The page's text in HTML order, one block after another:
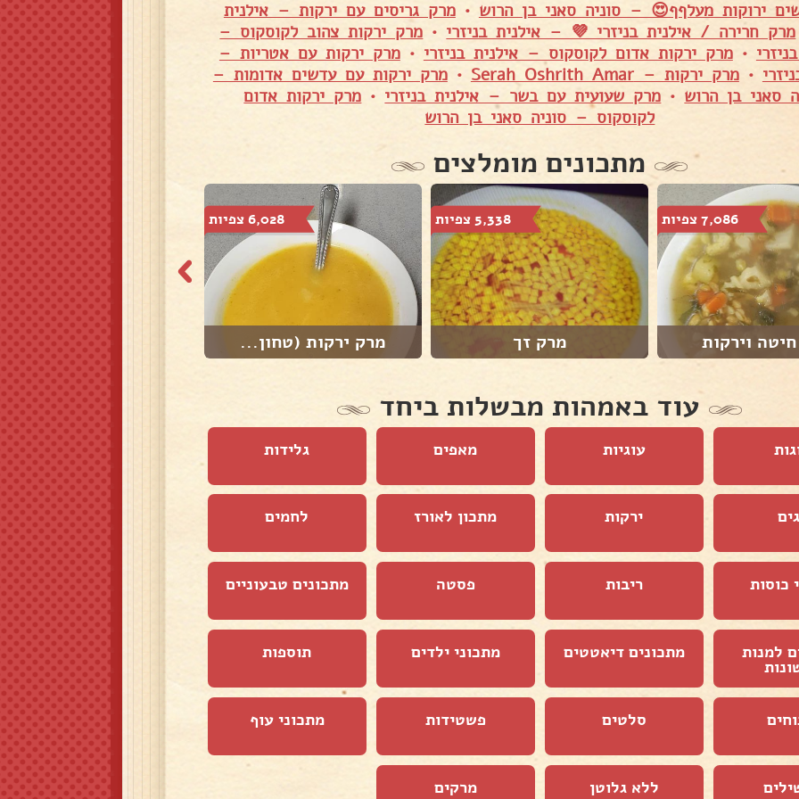
ירוקות מעלףף😍 – סוניה סאני בן הרוש•מרק גריסים עם ירקות – אילנית
מרק חרירה / אילנית בניזרי 💜 – אילנית בניזרי•מרק ירקות צהוב לקוסקוס –
•מרק ירקות אדום לקוסקוס – אילנית בניזרי •מרק ירקות עם אטריות –
•מרק ירקות – Serah Oshrith Amar •מרק ירקות עם עדשים אדומות –
סאני בן הרוש•מרק שעועית עם בשר – אילנית בניזרי•מרק ירקות אדום
לקוסקוס – סוניה סאני בן הרוש
מתכונים מומלצים
7,086 צפיות
וירקות
5,338 צפיות
מרק זך
6,028 צפיות
מרק ירקות (טחון...
עוד באמהות מבשלות ביחד
עוגיות מאפים גלידות
ירקות מתכון לאורז לחמים
כוסות ריבות פסטה מתכונים טבעוניים
למנות מתכונים דיאטטים מתכוני ילדים תוספות
סלטים פשטידות מתכוני עוף
ללא גלוטן מרקים